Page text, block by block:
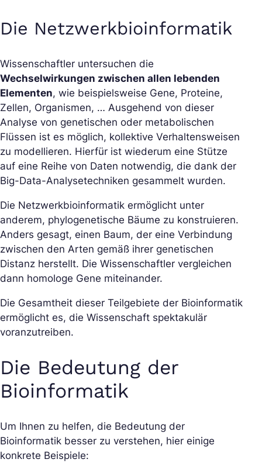
Die Netzwerkbioinformatik
Wissenschaftler untersuchen die
Wechselwirkungen zwischen allen lebenden
Elementen, wie beispielsweise Gene, Proteine,
Zellen, Organismen, … Ausgehend von dieser
Analyse von genetischen oder metabolischen
Flüssen ist es möglich, kollektive Verhaltensweisen
zu modellieren. Hierfür ist wiederum eine Stütze
auf eine Reihe von Daten notwendig, die dank der
Big-Data-Analysetechniken gesammelt wurden.
Die Netzwerkbioinformatik ermöglicht unter
anderem, phylogenetische Bäume zu konstruieren.
Anders gesagt, einen Baum, der eine Verbindung
zwischen den Arten gemäß ihrer genetischen
Distanz herstellt. Die Wissenschaftler vergleichen
dann homologe Gene miteinander.
Die Gesamtheit dieser Teilgebiete der Bioinformatik
ermöglicht es, die Wissenschaft spektakulär
voranzutreiben.
Die Bedeutung der
Bioinformatik
Um Ihnen zu helfen, die Bedeutung der
Bioinformatik besser zu verstehen, hier einige
konkrete Beispiele: